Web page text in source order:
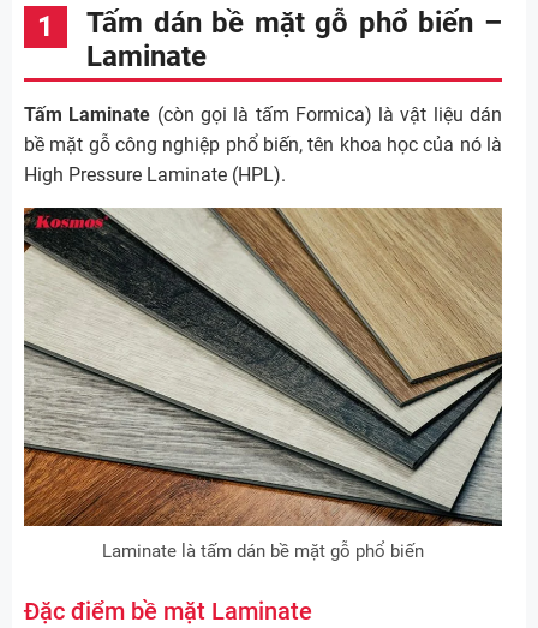
Tấm dán bề mặt gỗ phổ biến –
Laminate
Tấm Laminate (còn gọi là tấm Formica) là vật liệu dán
bề mặt gỗ công nghiệp phổ biến, tên khoa học của nó là
High Pressure Laminate (HPL).
Laminate là tấm dán bề mặt gỗ phổ biến
Đặc điểm bề mặt Laminate